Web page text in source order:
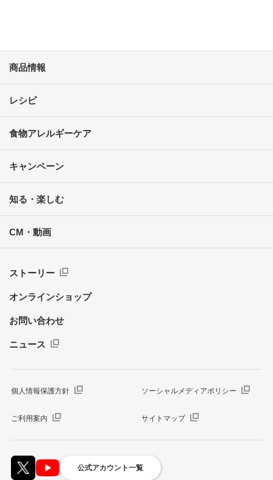
商品情報
レシピ
食物アレルギーケア
キャンペーン
知る・楽しむ
CM・動画
ストーリー
オンラインショップ
お問い合わせ
ニュース
個人情報保護方針 ソーシャルメディアポリシー
ご利用案内 サイトマップ
公式アカウント一覧